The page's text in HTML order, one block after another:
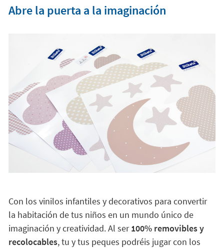
Abre la puerta a la imaginación
Con los vinilos infantiles y decorativos para convertir
la habitación de tus niños en un mundo único de
imaginación y creatividad. Al ser100% removibles y
recolocables, tu y tus peques podréis jugar con los